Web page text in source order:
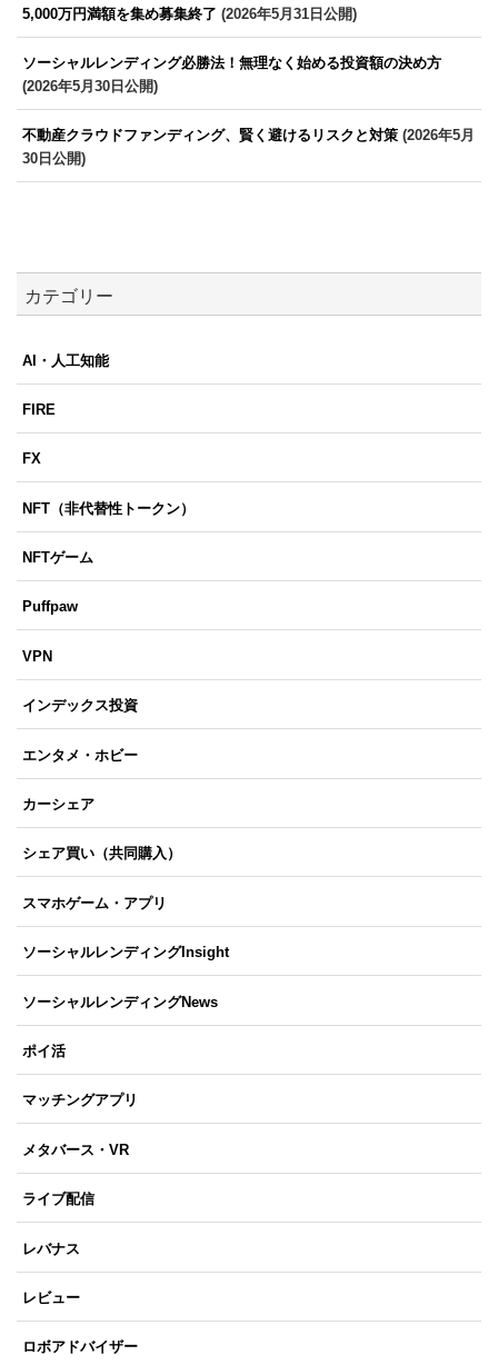
5,000万円満額を集め募集終了 (2026年5月31日公開)
ソーシャルレンディング必勝法！無理なく始める投資額の決め方
(2026年5月30日公開)
不動産クラウドファンディング、賢く避けるリスクと対策 (2026年5月
30日公開)
カテゴリー
AI・人工知能
FIRE
FX
NFT（非代替性トークン）
NFTゲーム
Puffpaw
VPN
インデックス投資
エンタメ・ホビー
カーシェア
シェア買い（共同購入）
スマホゲーム・アプリ
ソーシャルレンディングInsight
ソーシャルレンディングNews
ポイ活
マッチングアプリ
メタバース・VR
ライブ配信
レバナス
レビュー
ロボアドバイザー